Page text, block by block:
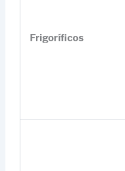
Frigoríficos